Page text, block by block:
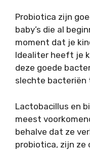
Probiotica zijn
baby’s die al
moment dat je
Idealiter heeft je
deze goede
slechte bacteriën
Lactobacillus en
meest
behalve dat ze
probiotica, zijn ze